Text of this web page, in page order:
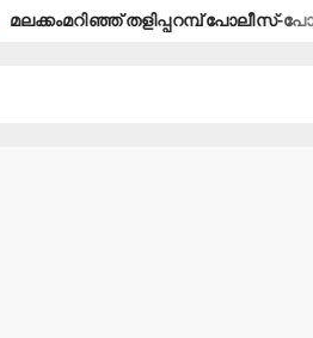
തളിപ്പറമ്പ് പോലീസ്-പോലീസ്